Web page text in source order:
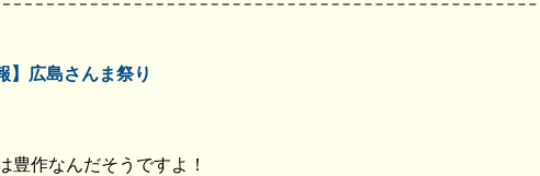
】広島さんま祭り
豊作なんだそうですよ！